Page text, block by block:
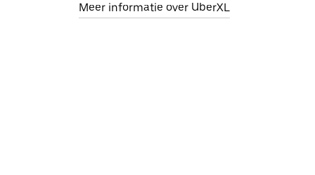
Meer informatie over UberXL